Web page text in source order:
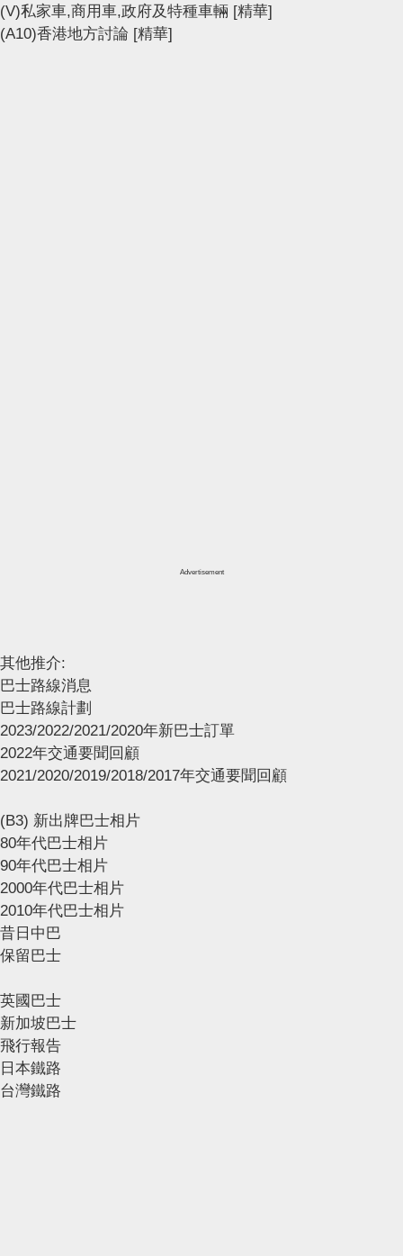
(V)私家車,商用車,政府及特種車輛 [精華]
(A10)香港地方討論 [精華]
Advertisement
其他推介:
巴士路線消息
巴士路線計劃
2023/2022/2021/2020年新巴士訂單
2022年交通要聞回顧
2021/2020/2019/2018/2017年交通要聞回顧
(B3) 新出牌巴士相片
80年代巴士相片
90年代巴士相片
2000年代巴士相片
2010年代巴士相片
昔日中巴
保留巴士
英國巴士
新加坡巴士
飛行報告
日本鐵路
台灣鐵路